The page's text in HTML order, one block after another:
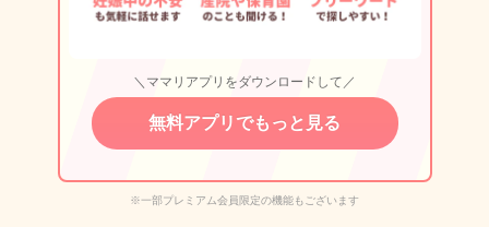
＼ママリアプリをダウンロードして／
無料アプリでもっと見る
※一部プレミアム会員限定の機能もございます